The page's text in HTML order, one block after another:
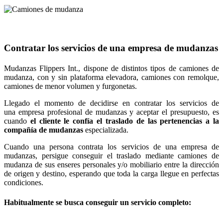
Contratar los servicios de una empresa de mudanzas
Mudanzas Flippers Int., dispone de distintos tipos de camiones de
mudanza, con y sin plataforma elevadora, camiones con remolque,
camiones de menor volumen y furgonetas.
Llegado el momento de decidirse en contratar los servicios de
una empresa profesional de mudanzas y aceptar el presupuesto, es
cuando el cliente le confía el traslado de las pertenencias a la
compañía de mudanzas especializada.
Cuando una persona contrata los servicios de una empresa de
mudanzas, persigue conseguir el traslado mediante camiones de
mudanza de sus enseres personales y/o mobiliario entre la dirección
de origen y destino, esperando que toda la carga llegue en perfectas
condiciones.
Habitualmente se busca conseguir un servicio completo: